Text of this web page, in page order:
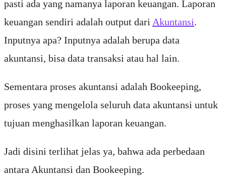
pasti ada yang namanya laporan keuangan. Laporan
keuangan sendiri adalah output dari Akuntansi.
Inputnya apa? Inputnya adalah berupa data
akuntansi, bisa data transaksi atau hal lain.
Sementara proses akuntansi adalah Bookeeping,
proses yang mengelola seluruh data akuntansi untuk
tujuan menghasilkan laporan keuangan.
Jadi disini terlihat jelas ya, bahwa ada perbedaan
antara Akuntansi dan Bookeeping.